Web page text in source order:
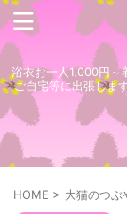
浴衣お一人1,000円～
ご自宅等に出張しま
HOME > 大猫のつぶ